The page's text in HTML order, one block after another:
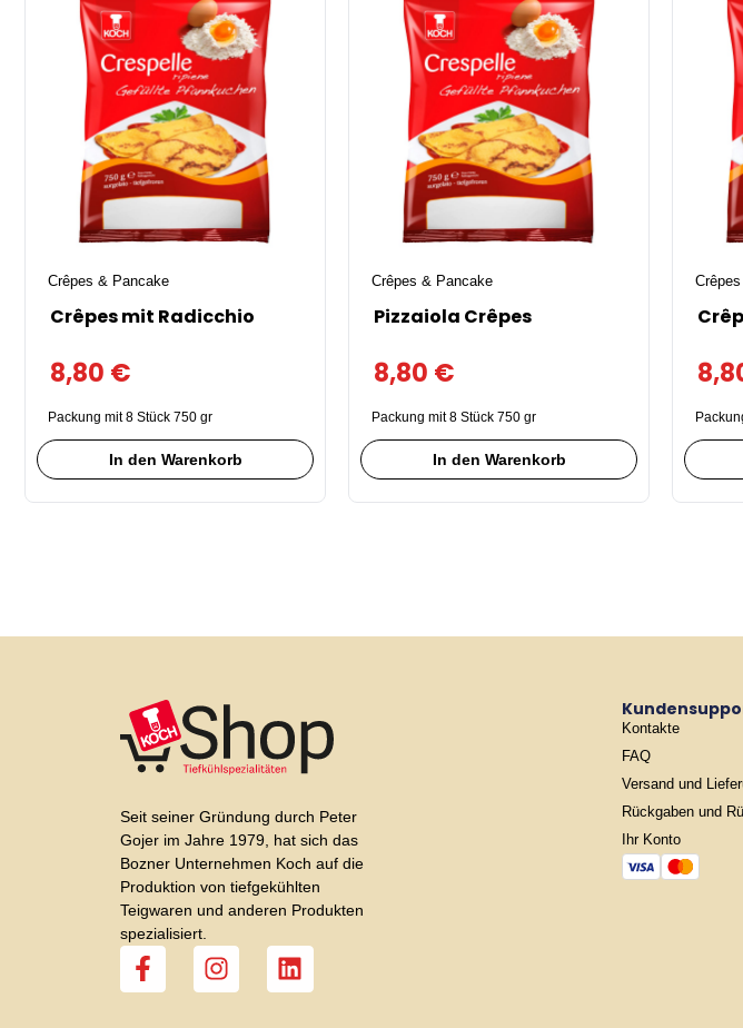
Crêpes & Pancake
Crêpes mit Radicchio
8,80 €
Packung mit 8 Stück 750 gr
In den Warenkorb
Crêpes & Pancake
Pizzaiola Crêpes
8,80 €
Packung mit 8 Stück 750 gr
In den Warenkorb
Seit seiner Gründung durch Peter
Gojer im Jahre 1979, hat sich das
Bozner Unternehmen Koch auf die
Produktion von tiefgekühlten
Teigwaren und anderen Produkten
spezialisiert.
F
a
I
n
L
i
Kontakte
FAQ
Versand und
Rückgaben und
Ihr Konto